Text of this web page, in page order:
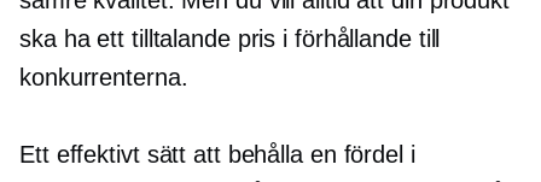
ska ha ett tilltalande pris i förhållande till
konkurrenterna.
Ett effektivt sätt att behålla en fördel i